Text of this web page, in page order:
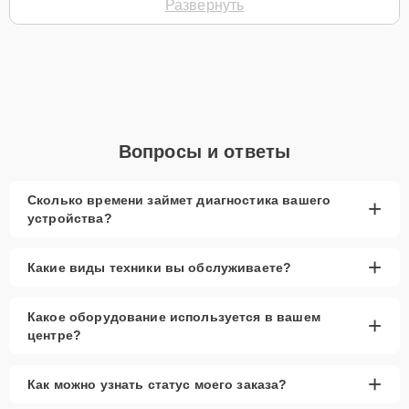
Нарушение контакта радиатора с процессором
Главные особенности
сервиса
Доставка и выезд
— возможен выезд мастера
или доставка устройства в сервис.
качественные системы охлаждения всегда в
Развернуть
Вопросы и ответы
Сколько времени займет диагностика вашего
устройства?
+
Какие виды техники вы обслуживаете? +
Какое оборудование используется в вашем
центре?
+
Как можно узнать статус моего заказа? +